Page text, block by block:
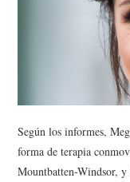
Según los informes,
forma de terapia
Mountbatten-Windsor,